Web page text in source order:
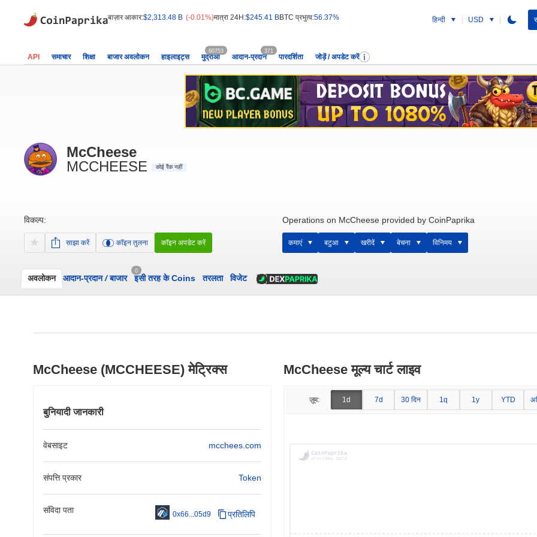
बाज़ार आकार:$2,313.48 B (-0.01%)मात्रा 24H:$245.41 BBTC प्रभुत्व:56.37% हिन्दी USD
API समाचार शिक्षा बाजार अवलोकन हाइलाइट्स मुद्राओं
60753
आदान-प्रदान
371
पारदर्शिता जोड़ें / अपडेट करें
McCheese
MCCHEESE
कोई रैंक नहीं
विकल्प:
साझा करें कॉइन तुलना कॉइन अपडेट करें
Operations on McCheese provided by CoinPaprika
कमाएं बटुआ खरीदें बेचना विनिमय
अवलोकन आदान-प्रदान/बाजार
0
इसी तरह के Coins तरलता विजेट
McCheese (MCCHEESE) मेट्रिक्स
बुनियादी जानकारी
वेबसाइट mcchees.com
संपत्ति प्रकार Token
संविदा पता 0x66...05d9 प्रतिलिपि
McCheese मूल्य चार्ट लाइव
ज़ूम: 1d 7d 30 दिन 1q 1y YTD